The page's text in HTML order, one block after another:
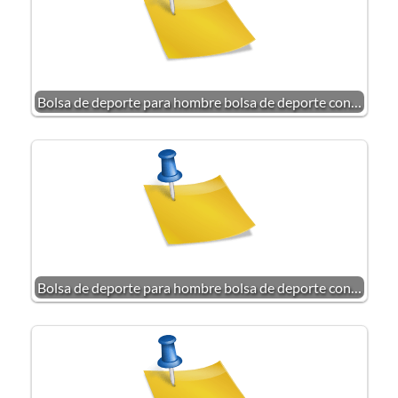
Bolsa de deporte para hombre bolsa de deporte con…
Bolsa de deporte para hombre bolsa de deporte con…